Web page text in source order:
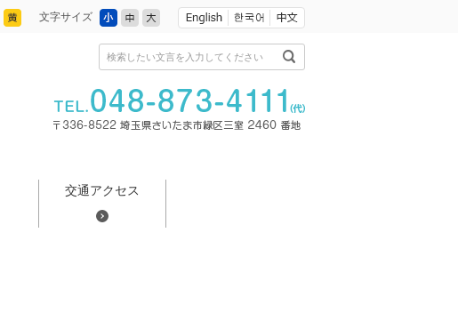
文字サイズ 小 中 大
検索したい文言を入力してください
交通アクセス